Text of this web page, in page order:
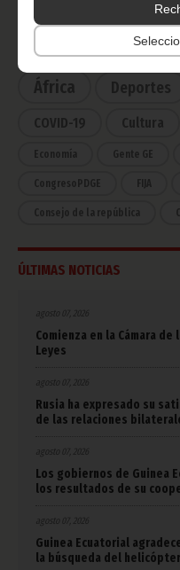
Noticias
África
Deportes
COVID-19 Cultura
Economía Gente GE
CongresoPDGE FIJA
Consejo de la república
ÚLTIMAS NOTICIAS
agosto 07, 2026
Comienza en la Cámara
Leyes
agosto 07, 2026
Rusia ha expresado su
de las relaciones
agosto 07, 2026
Los gobiernos de Guinea
los resultados de su
agosto 07, 2026
Guinea Ecuatorial
la búsqueda del